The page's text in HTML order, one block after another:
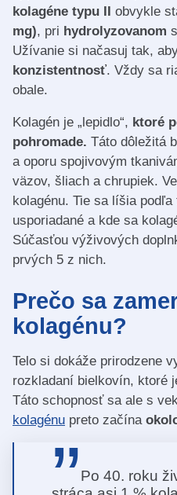
kolagéne typu II obvykle
mg), pri hydrolyzovanom
Užívanie si načasuj tak,
konzistentnosť. Vždy sa
obale.
Kolagén je „lepidlo“, ktoré
pohromade. Táto dôležitá
a oporu spojivovým
väzov, šliach a chrupiek.
kolagénu. Tie sa líšia
usporiadané a kde sa
Súčasťou výživových
prvých 5 z nich.
Prečo sa
kolagénu?
Telo si dokáže prirodzene
rozkladaní bielkovín, ktoré
Táto schopnosť sa ale s
kolagénu preto začína
Po 40. roku